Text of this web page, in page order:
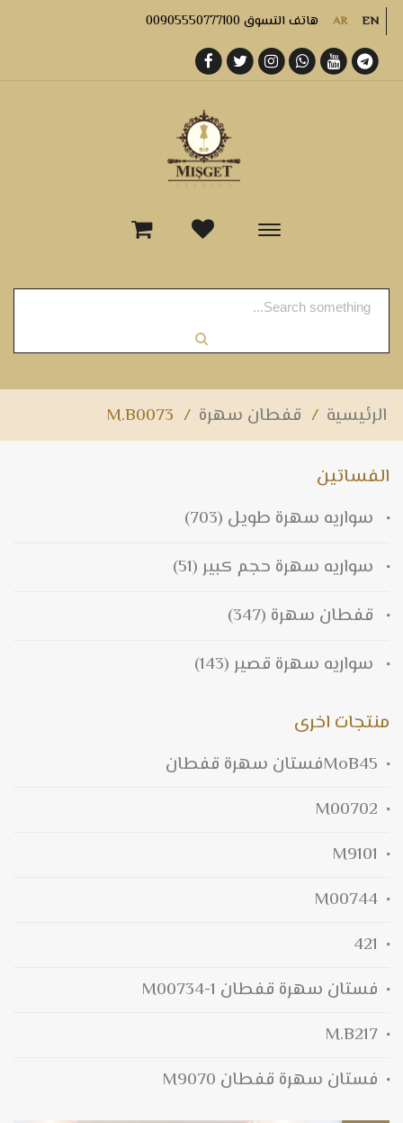
AR EN هاتف التسوق 00905550777100
-
الرئيسية / قفطان سهرة /
M.B0073
الفساتين
سواريه سهرة طويل (703)
سواريه سهرة حجم كبير (51)
قفطان سهرة (347)
سواريه سهرة قصير (143)
منتجات اخرى
MoB45فستان سهرة قفطان
M00702
M9101
M00744
421
فستان سهرة قفطان M00734-1
M.B217
فستان سهرة قفطان M9070